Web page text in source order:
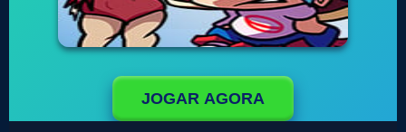
JOGAR AGORA